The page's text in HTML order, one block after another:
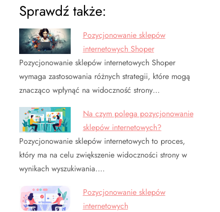
Sprawdź także:
Pozycjonowanie sklepów
internetowych Shoper
Pozycjonowanie sklepów internetowych Shoper
wymaga zastosowania różnych strategii, które mogą
znacząco wpłynąć na widoczność strony…
Na czym polega pozycjonowanie
sklepów internetowych?
Pozycjonowanie sklepów internetowych to proces,
który ma na celu zwiększenie widoczności strony w
wynikach wyszukiwania.…
Pozycjonowanie sklepów
internetowych